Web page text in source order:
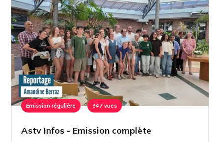
Emission régulière 347 vues
Astv Infos - Emission complète